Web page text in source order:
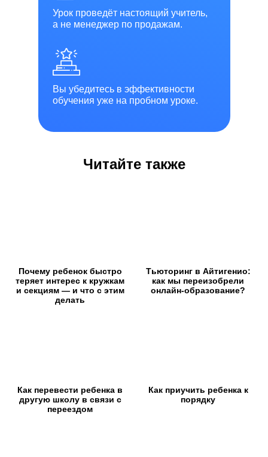
Урок проведёт настоящий учитель,
а не менеджер по продажам.
Вы убедитесь в эффективности
обучения уже на пробном уроке.
Читайте также
Почему ребенок быстро
теряет интерес к кружкам
и секциям — и что с этим
делать
Тьюторинг в Айтигенио:
как мы переизобрели
онлайн-образование?
Как перевести ребенка в
другую школу в связи с
переездом
Как приучить ребенка к
порядку